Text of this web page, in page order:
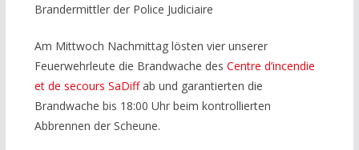
Brandermittler der Police Judiciaire
Am Mittwoch Nachmittag lösten vier unserer
Feuerwehrleute die Brandwache des Centre d’incendie
et de secours SaDiffab und garantierten die
Brandwache bis 18:00 Uhr beim kontrollierten
Abbrennen der Scheune.